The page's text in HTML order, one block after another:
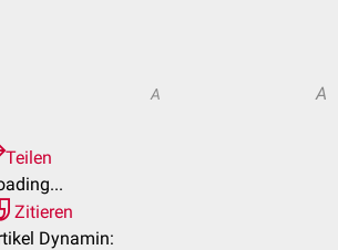
A A
Teilen
Zitieren
Dynamin: